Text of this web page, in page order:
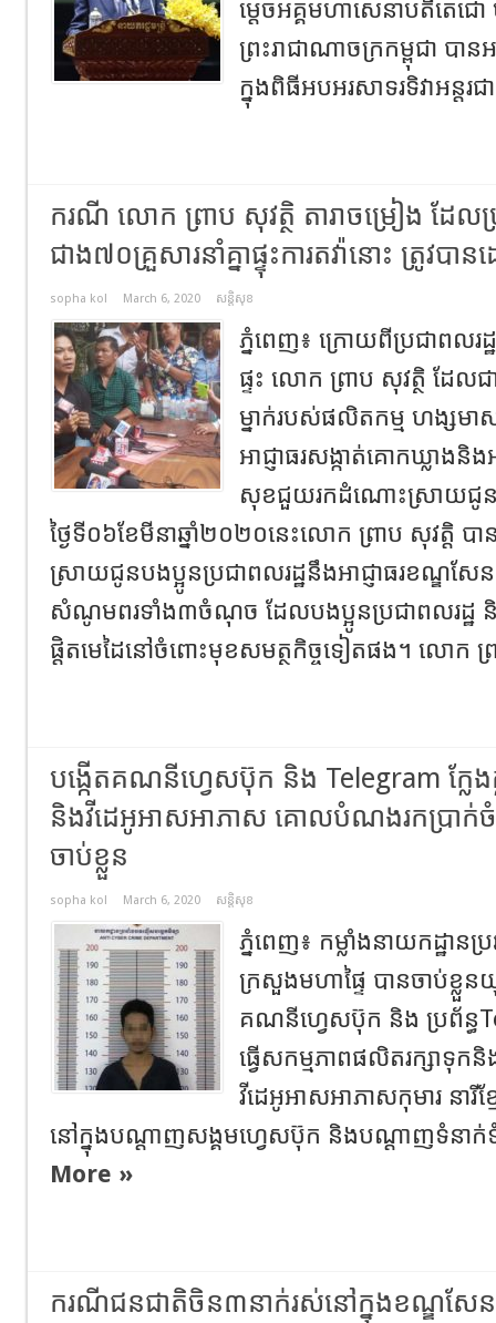
ម្តេចអគ្គមហាសេនាបតីតេជ
ព្រះរាជាណាចក្រកម្ពុជា បា
ក្នុងពិធីអបអរសាទរទិវាអន្តរ
ករណី លោក​ ព្រាប​ សុវត្ថិ​ តារាចម្រៀង ដែលប្
ជាង៧០គ្រួសារនាំគ្នាផ្ទុះការតវ៉ានោះ ត្រូវប
sopha kol March 6, 2020 សន្តិសុខ
ភ្នំពេញ៖ ក្រោយពីប្រជាពលរ
ផ្ទះ​ លោក​ ព្រាប​ សុវត្ថិ​ ដែល
ម្នាក់របស់ផលិតកម្ម ហង្សមាស
អាជ្ញាធរសង្កាត់គោកឃ្លាងនិ
សុខជួយរកដំណោះស្រាយជូន
ថ្ងៃទី០៦ខែមីនាឆ្នាំ២០២០នេះលោក​ ព្រាប​ សុវត្តិ​ បា
ស្រាយជូនបងប្អូនប្រជាពលរដ្ឋនឹងអាជ្ញាធរខណ្ឌ
សំណូមពរទាំង៣ចំណុច ដែលបងប្អូនប្រជាពលរដ្ឋ និ
ផ្តិតមេដៃនៅចំពោះមុខសមត្ថកិច្ចទៀតផង។ លោក​ ព្
បង្កើតគណនីហ្វេសប៊ុក និង Telegram ក្លែង
និងវីដេអូអាសអាភាស គោលបំណងរកប្រា
ចាប់ខ្លួន
sopha kol March 6, 2020 សន្តិសុខ
ភ្នំពេញ៖ កម្លាំងនាយកដ្ឋានប្
ក្រសួងមហាផ្ទៃ បានចាប់ខ្លួន
គណនីហ្វេសប៊ុក និង ប្រព័ន្ធ
ធ្វើសកម្មភាពផលិតរក្សាទុក
វីដេអូអាសអាភាសកុមារ នារីខ្
នៅក្នុងបណ្តាញសង្គមហ្វេសប៊ុក និងបណ្តាញទំនា
More »
ករណីជនជាតិចិន៣នាក់រស់នៅក្នុងខណ្ឌសែន